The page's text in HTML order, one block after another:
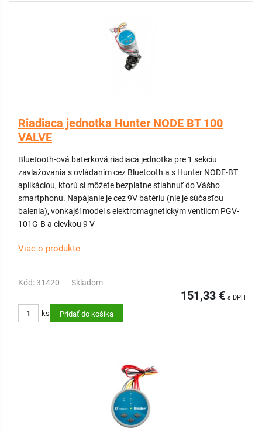
Riadiaca jednotka Hunter NODE BT 100
VALVE
Bluetooth-ová baterková riadiaca jednotka pre 1 sekciu
zavlažovania s ovládaním cez Bluetooth a s Hunter NODE-BT
aplikáciou, ktorú si môžete bezplatne stiahnuť do Vášho
smartphonu. Napájanie je cez 9V batériu (nie je súčasťou
balenia), vonkajší model s elektromagnetickým ventilom PGV-
101G-B a cievkou 9 V
Viac o produkte
Kód: 31420 Skladom
151,33 € s DPH
ks Pridať do košíka